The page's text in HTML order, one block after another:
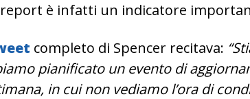
è infatti un indicatore
completo di Spencer recitava:
pianificato un evento di
in cui non vediamo l’ora di